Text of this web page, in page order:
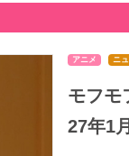
アニメ ニ
モフモ
27年1